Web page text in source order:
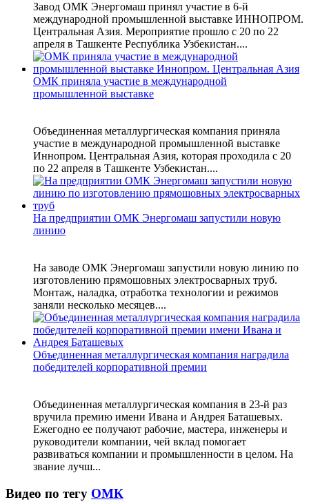
Завод ОМК Энергомаш принял участие в 6-й
международной промышленной выставке ИННОПРОМ.
Центральная Азия. Мероприятие прошло с 20 по 22
апреля в Ташкенте Республика Узбекистан....
ОМК приняла участие в международной
промышленной выставке
Объединенная металлургическая компания приняла
участие в международной промышленной выставке
Иннопром. Центральная Азия, которая проходила с 20
по 22 апреля в Ташкенте Узбекистан....
На предприятии ОМК Энергомаш запустили новую
линию
На заводе ОМК Энергомаш запустили новую линию по
изготовлению прямошовных электросварных труб.
Монтаж, наладка, отработка технологии и режимов
заняли несколько месяцев....
Объединенная металлургическая компания наградила
победителей корпоративной премии
Объединенная металлургическая компания в 23-й раз
вручила премию имени Ивана и Андрея Баташевых.
Ежегодно ее получают рабочие, мастера, инженеры и
руководители компании, чей вклад помогает
развиваться компании и промышленности в целом. На
звание лучш...
Видео по тегу ОМК